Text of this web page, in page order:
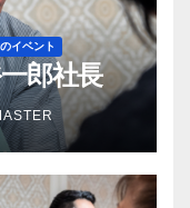
イベント
郎社長